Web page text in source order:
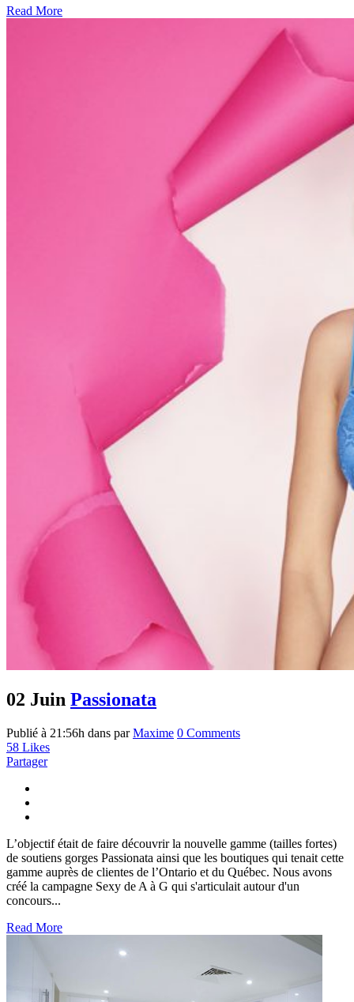
Read More
02 Juin Passionata
Publié à 21:56h dans parMaxime 0 Comments
58 Likes
Partager
L’objectif était de faire découvrir la nouvelle gamme (tailles fortes)
de soutiens gorges Passionata ainsi que les boutiques qui tenait cette
gamme auprès de clientes de l’Ontario et du Québec. Nous avons
créé la campagne Sexy de A à G qui s'articulait autour d'un
concours...
Read More